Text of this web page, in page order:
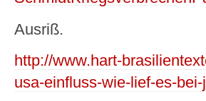
Ausriß.
http://www.hart-
usa-einfluss-wie-lief-es-